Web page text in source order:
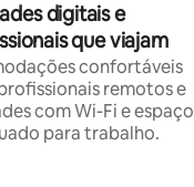
digitais e
que viajam
confortáveis
remotos e
com Wi-Fi e espaço
para trabalho.